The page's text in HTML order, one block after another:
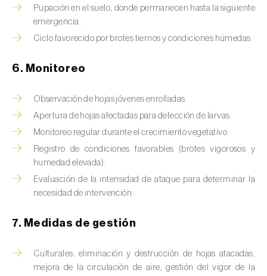
pentagona)
Chinche de las piñas (Leptoglossus
Chinche de los eucalyptus (
Chinche del sur (Blissus insularis)
Chinche europea de las semillas
(
Metopoplax ditomoides )
ficus)
Chinche marrón marmolada (
Halyomorpha
halys)
Pupación en el suelo, donde permanecen hasta la siguiente
emergencia.
Ciclo favorecido por brotes tiernos y condiciones húmedas.
6. Monitoreo
Observación de hojas jóvenes enrolladas.
Apertura de hojas afectadas para detección de larvas.
Monitoreo regular durante el crecimiento vegetativo.
Registro de condiciones favorables (brotes vigorosos y
humedad elevada).
Evaluación de la intensidad de ataque para determinar la
necesidad de intervención.
7. Medidas de gestión
Culturales: eliminación y destrucción de hojas atacadas,
mejora de la circulación de aire, gestión del vigor de la